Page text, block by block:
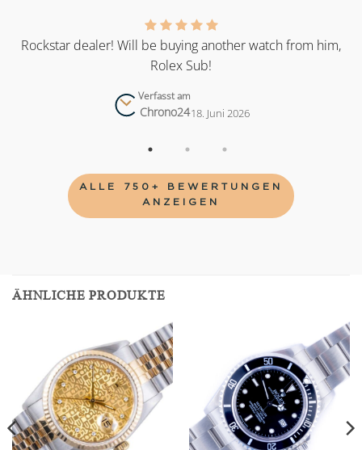
Rockstar dealer! Will be buying another watch from him,
Rolex Sub!
Verfasst am
Chrono2418. Juni 2026
ALLE 750+ BEWERTUNGEN
ANZEIGEN
ÄHNLICHE PRODUKTE
Add to
wishlist
Add to
wishlist